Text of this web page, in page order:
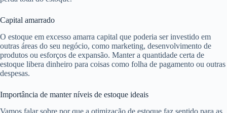
Capital amarrado
O estoque em excesso amarra capital que poderia ser investido em
outras áreas do seu negócio, como marketing, desenvolvimento de
produtos ou esforços de expansão. Manter a quantidade certa de
estoque libera dinheiro para coisas como folha de pagamento ou outras
despesas.
Importância de manter níveis de estoque ideais
Vamos falar sobre por que a otimização de estoque faz sentido para as